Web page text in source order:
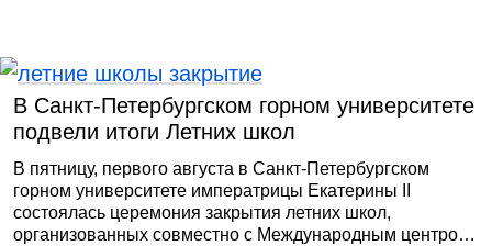
В Санкт-Петербургском горном университете
подвели итоги Летних школ
В пятницу, первого августа в Санкт-Петербургском
горном университете императрицы Екатерины II
состоялась церемония закрытия летних школ,
организованных совместно с Международным центром